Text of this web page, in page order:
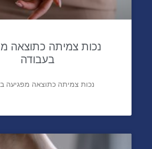
נכות צמיתה כתוצאה
בעבודה
נכות צמיתה כתוצאה מפגיעה